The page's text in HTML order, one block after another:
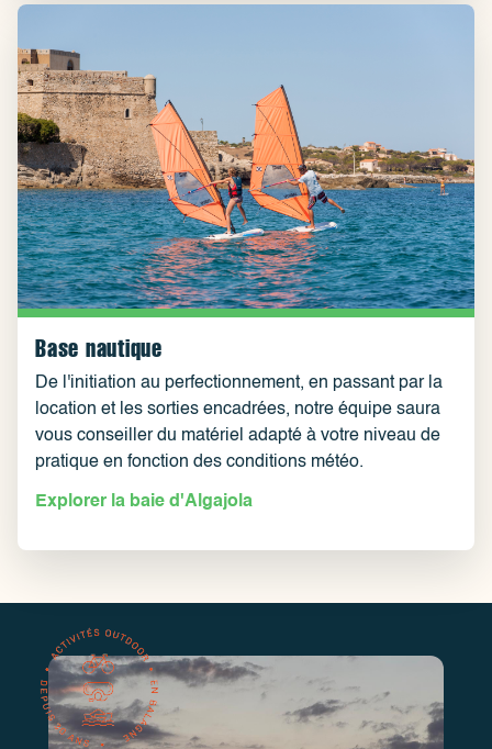
Base nautique
De l'initiation au perfectionnement, en passant par la
location et les sorties encadrées, notre équipe saura
vous conseiller du matériel adapté à votre niveau de
pratique en fonction des conditions météo.
Explorer la baie d'Algajola